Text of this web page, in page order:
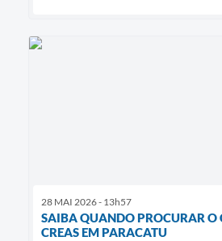
28 MAI 2026 - 13h57
SAIBA QUANDO PROCURAR O
CREAS EM PARACATU